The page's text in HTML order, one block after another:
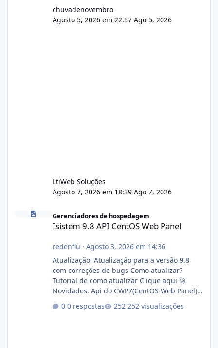
chuvadenovembro
Agosto 5, 2026 em 22:57 Ago 5, 2026
LtiWeb Soluções
Agosto 7, 2026 em 18:39 Ago 7, 2026
Isistem 9.8 API CentOS Web Panel
Gerenciadores de hospedagem
Isistem 9.8 API CentOS Web Panel
redenflu · Agosto 3, 2026 em 14:36
Atualização! Atualização para a versão 9.8
com correções de bugs Como atualizar?
Tutorial de como atualizar Clique aqui 🚀
Novidades: Api do CWP7(CentOS Web Panel)
Link publico para consulta de sub.dominio
autorizado a usasr o isistem:
0 respostas 252 visualizações